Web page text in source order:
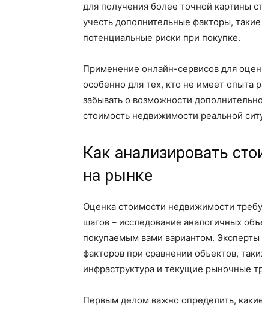
для получения более точной картины
учесть дополнительные факторы,
потенциальные риски при покупке.
Применение онлайн-сервисов для
особенно для тех, кто не имеет
забывать о возможности
стоимость недвижимости реальной
Как анализировать
на рынке
Оценка стоимости недвижимости
шагов – исследование аналогичных
покупаемым вами вариантом.
факторов при сравнении объектов,
инфраструктура и текущие рыночные
Первым делом важно определить,